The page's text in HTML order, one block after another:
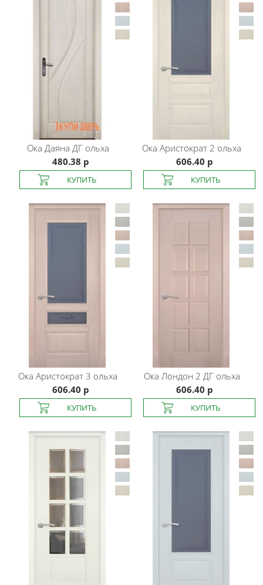
Ока Даяна ДГ ольха
480.38 р
Ока Аристократ 2 ольха
606.40 р
Ока Аристократ 3 ольха
606.40 р
Ока Лондон 2 ДГ ольха
606.40 р